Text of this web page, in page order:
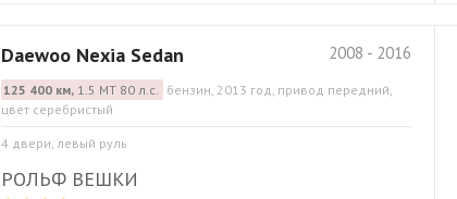
2008 - 2016
Daewoo Nexia Sedan
125 400 км,1.5 МТ 80 л.с. бензин, 2013 год, привод передний,
цвет серебристый
4 двери, левый руль
РОЛЬФ ВЕШКИ